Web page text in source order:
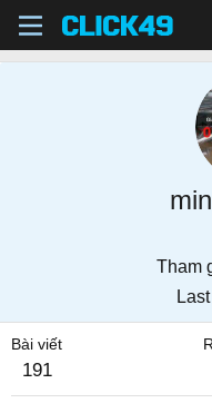
Tham
Bài viết
191